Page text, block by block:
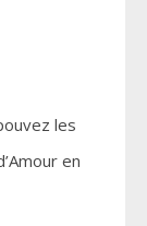
les
en